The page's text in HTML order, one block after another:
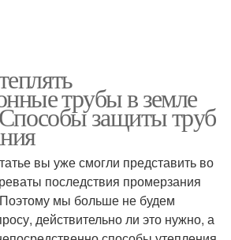
трубы в земле
защиты труб
вы уже смогли представить во
последствия промерзания
мы больше не будем
действительно ли это нужно, а